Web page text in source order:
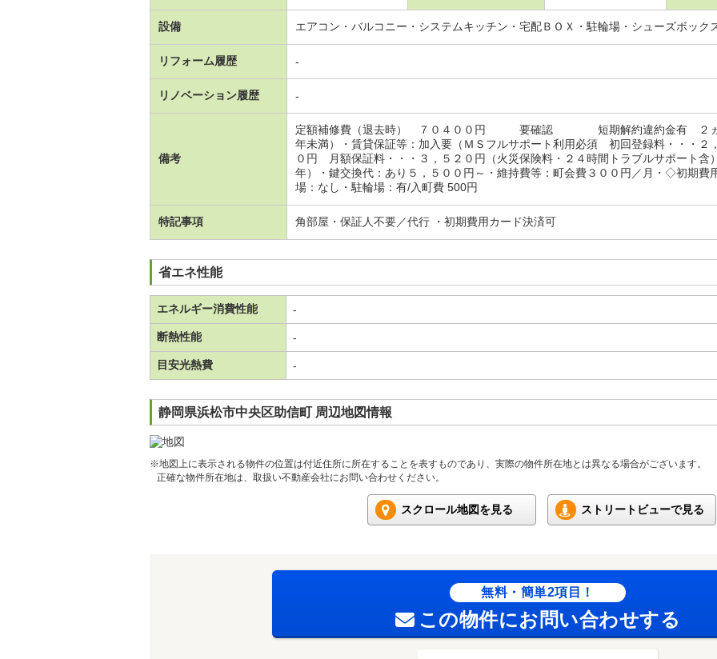
設備 エアコン・バルコニー・システムキッチン・宅配ＢＯＸ・駐輪場・シューズボック
リフォーム履歴 -
リノベーション履歴 -
備考
定額補修費（退去時） ７０４００円 要確認 短期解約違約金有 ２ヵ月
年未満）・賃貸保証等：加入要（ＭＳフルサポート利用必須 初回登録料・・・
０円 月額保証料・・・３，５２０円（火災保険料・２４時間トラブルサポート
年）・鍵交換代：あり５，５００円～・維持費等：町会費３００円／月・◇初期
場：なし・駐輪場：有/入町費 500円
特記事項 角部屋・保証人不要／代行 ・初期費用カード決済可
省エネ性能
エネルギー消費性能 -
断熱性能 -
目安光熱費 -
静岡県浜松市中央区助信町 周辺地図情報
※地図上に表示される物件の位置は付近住所に所在することを表すものであり、実際の物件所在地とは異なる場合がございます。
正確な物件所在地は、取扱い不動産会社にお問い合わせください。
スクロール地図を見る ストリートビューで見る
無料・簡単2項目！
この物件にお問い合わせする